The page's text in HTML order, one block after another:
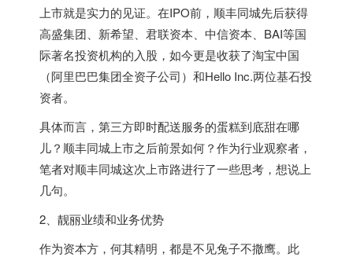
上市就是实力的见证。在IPO前，顺丰同城先后获得
高盛集团、新希望、君联资本、中信资本、BAI等国
际著名投资机构的入股，如今更是收获了淘宝中国
（阿里巴巴集团全资子公司）和Hello Inc.两位基石投
资者。
具体而言，第三方即时配送服务的蛋糕到底甜在哪
儿？顺丰同城上市之后前景如何？作为行业观察者，
笔者对顺丰同城这次上市路进行了一些思考，想说上
几句。
2、靓丽业绩和业务优势
作为资本方，何其精明，都是不见兔子不撒鹰。此